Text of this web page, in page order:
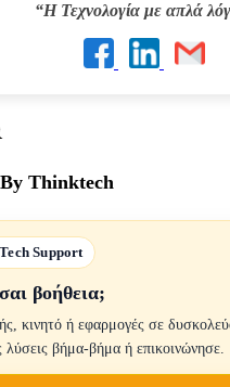
“Η Τεχνολογία με απλά
Thinktech
Support
βοήθεια;
κινητό ή εφαρμογές σε
λύσεις βήμα-βήμα ή επικοινώνησε.